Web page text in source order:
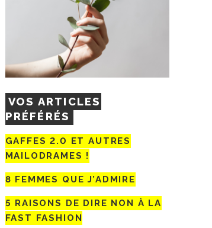
VOS ARTICLES
PRÉFÉRÉS
GAFFES 2.0 ET AUTRES
MAILODRAMES !
8 FEMMES QUE J’ADMIRE
5 RAISONS DE DIRE NON À LA
FAST FASHION